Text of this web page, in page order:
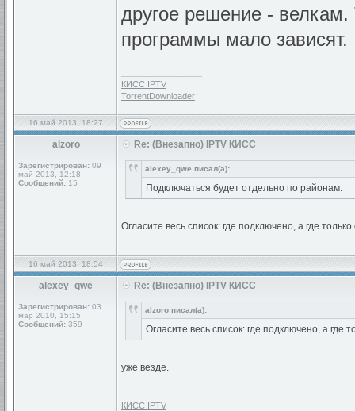
другое решение -
программы мало зависят.
КИСС IPTV
TorrentDownloader
16 май 2013, 18:27
alzoro
Зарегистрирован: 09
май 2013, 12:18
Сообщений: 15
Re: (Внезапно) IPTV КИСС
alexey_qwe писал(а):
Подключаться будет отдельно по районам.
Огласите весь список: где подключено, а где
16 май 2013, 18:54
alexey_qwe
Зарегистрирован: 03
мар 2010, 15:15
Сообщений: 359
Re: (Внезапно) IPTV КИСС
alzoro писал(а):
Огласите весь список: где подключено, а где
уже везде.
КИСС IPTV